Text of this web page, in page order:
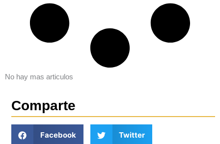
No hay mas articulos
Comparte
Facebook Twitter